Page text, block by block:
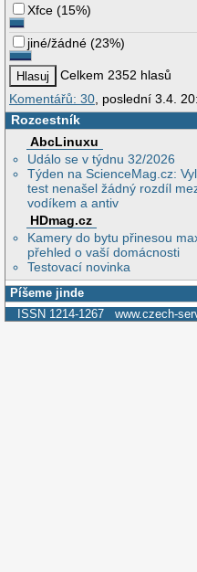
Xfce (15%)
jiné/žádné (23%)
Celkem 2352 hlasů
Komentářů: 30 , poslední 3.4.
Rozcestník
AbcLinuxu
Událo se v týdnu 32/2026
Týden na ScienceMag.cz:
test nenašel žádný rozdíl
vodíkem a antiv
HDmag.cz
Kamery do bytu přinesou
přehled o vaší domácnosti
Testovací novinka
Píšeme jinde
ISSN 1214-1267 www.czech-